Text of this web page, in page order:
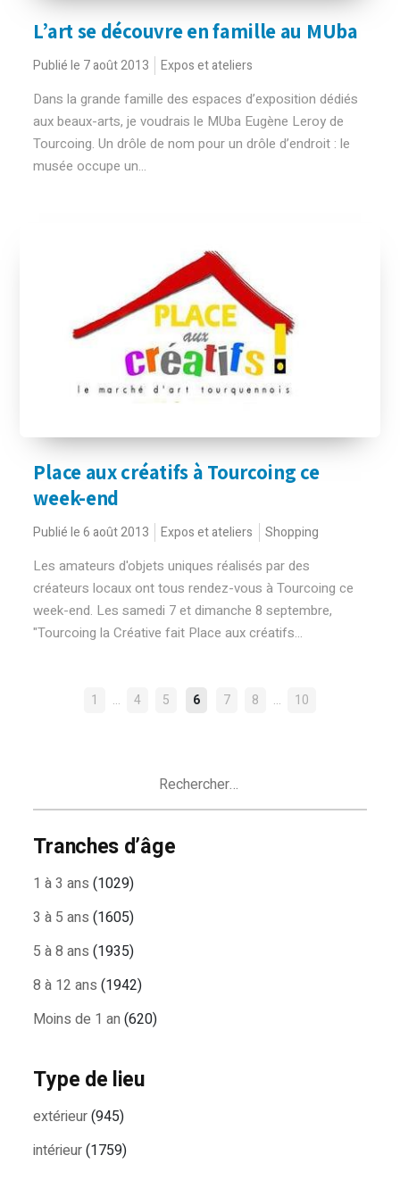
L’art se découvre en famille au MUba
Publié le 7 août 2013 Expos et ateliers
Dans la grande famille des espaces d’exposition dédiés
aux beaux-arts, je voudrais le MUba Eugène Leroy de
Tourcoing. Un drôle de nom pour un drôle d’endroit : le
musée occupe un...
Place aux créatifs à Tourcoing ce
week-end
Publié le 6 août 2013 Expos et ateliers Shopping
Les amateurs d'objets uniques réalisés par des
créateurs locaux ont tous rendez-vous à Tourcoing ce
week-end. Les samedi 7 et dimanche 8 septembre,
"Tourcoing la Créative fait Place aux créatifs...
NAVIGATION
1 … 4 5 6 7 8 … 10
Tranches d’âge
1 à 3 ans (1029)
3 à 5 ans (1605)
5 à 8 ans (1935)
8 à 12 ans (1942)
Moins de 1 an (620)
Type de lieu
extérieur(945)
intérieur(1759)